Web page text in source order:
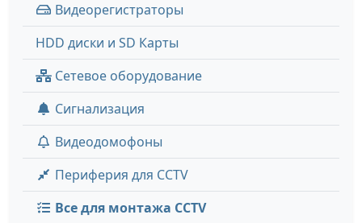
Видеорегистраторы
HDD диски и SD Карты
Сетевое оборудование
Сигнализация
Видеодомофоны
Периферия для CCTV
Все для монтажа CCTV